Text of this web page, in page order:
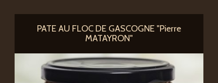
PATE AU FLOC DE GASCOGNE "Pierre
MATAYRON"